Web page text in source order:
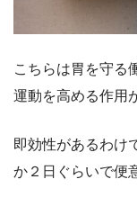
こちらは胃を守る
運動を高める作用
即効性があるわけ
か２日ぐらいで便